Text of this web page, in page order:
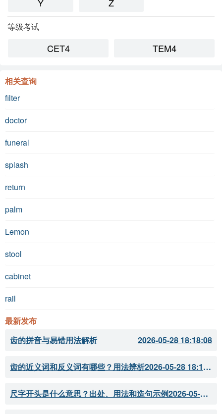
等级考试
CET4 TEM4
相关查询
filter
doctor
funeral
splash
return
palm
Lemon
stool
cabinet
rail
最新发布
齿的拼音与易错用法解析
2026-05-28 18:18:08
齿的近义词和反义词有哪些？用法辨析 2026-05-28 18:18:07
尺字开头是什么意思？出处、用法和造句示例 2026-05-28 18:18:05